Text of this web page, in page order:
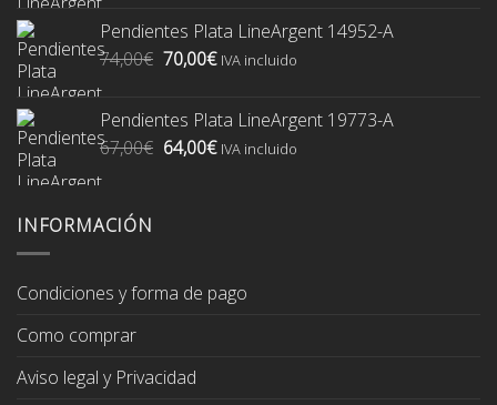
era:
74,00€.
es:
70,00€.
Pendientes Plata LineArgent 14952-A
74,00€ El
era:
74,00€.
70,00€El
es:
70,00€.
IVA incluido
Pendientes Plata LineArgent 19773-A
67,00€ El
64,00€ElIVA incluido
INFORMACIÓN
Condiciones y forma de pago
Como comprar
Aviso legal y Privacidad